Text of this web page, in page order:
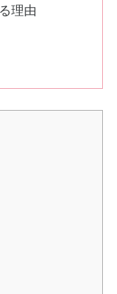
理由